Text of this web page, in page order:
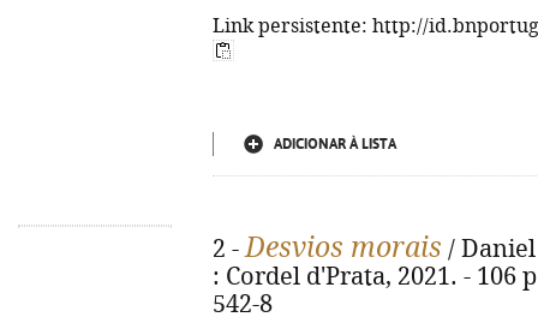
Link persistente: http://
ADICIONAR À LISTA
2 -Desvios morais /
: Cordel d'Prata, 2021. - 106
542-8